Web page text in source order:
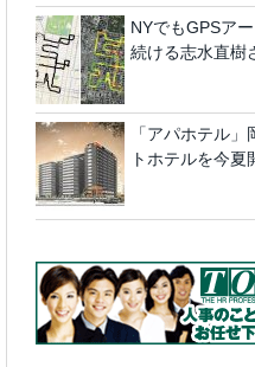
NYでもGPSア
続ける志水直樹
「アパホテル
トホテルを今夏